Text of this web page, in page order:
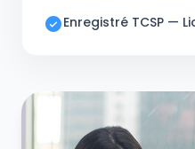
Enregistré TCSP —